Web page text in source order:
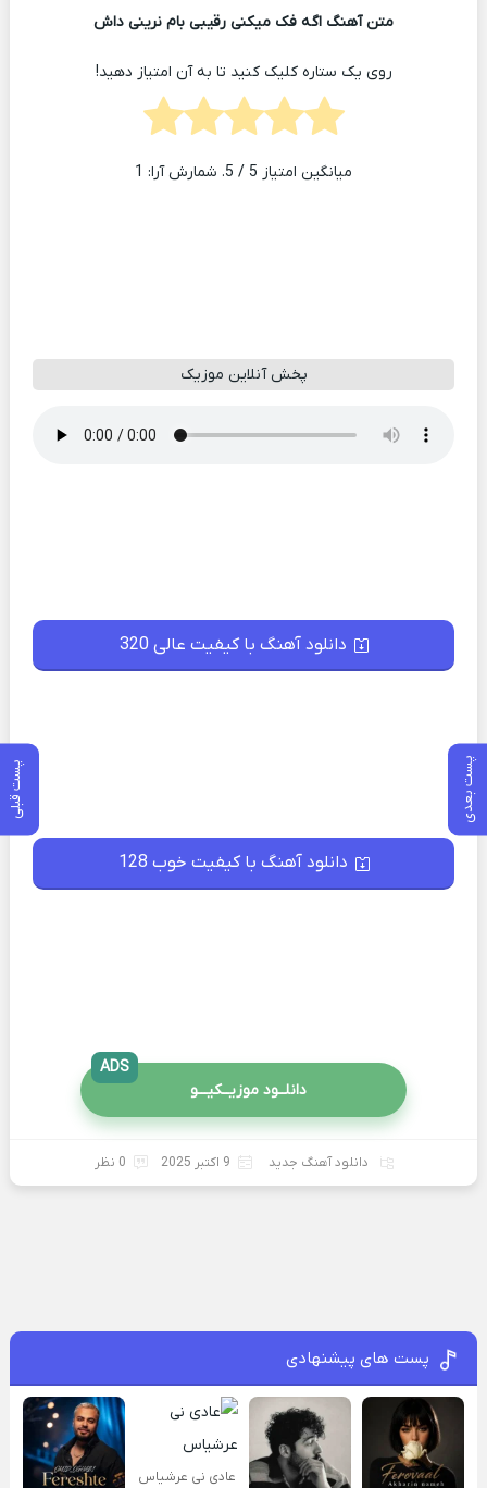
پست بعدی پست قبلی
متن آهنگ اگه فک میکنی رقیبی بام نرینی داش
روی یک ستاره کلیک کنید تا به آن امتیاز دهید!
میانگین امتیاز 5 / 5. شمارش آرا: 1
پخش آنلاین موزیک
دانلود آهنگ با کیفیت عالی 320
دانلود آهنگ با کیفیت خوب 128
دانلــود موزیــکیـــو
ADS
دانلود آهنگ جدید 9 اکتبر 2025 0 نظر
پست های پیشنهادی
عادی نی عرشیاس